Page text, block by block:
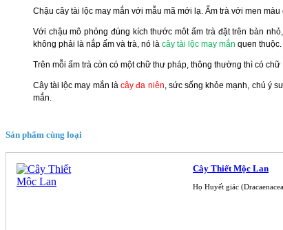
Chậu cây tài lộc may mắn với mẫu mã mới lạ. Ấm trà với men
Với chậu mô phỏng đúng kích thước môt ấm trà đặt trên bàn
không phải là nắp ấm và trà, nó là cây tài lộc may mắn quen thuộc.
Trên mỗi ấm trà còn có một chữ thư pháp, thông thường thì có
Cây tài lộc may mắn làcây đa niên, sức sống khỏe mạnh, chú ý
mắn.
Sản phẩm cùng loại
Cây Thiết Mộc Lan
Họ Huyết giác